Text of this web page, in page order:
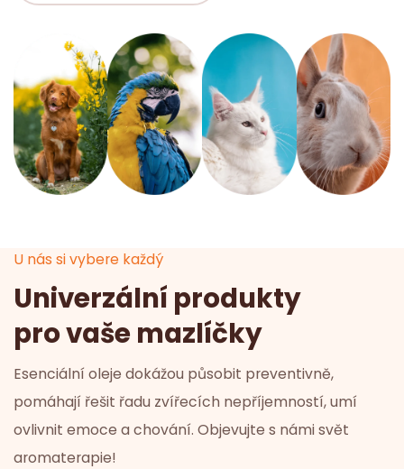
U nás si vybere každý
Univerzální produkty
pro vaše mazlíčky
Esenciální oleje dokážou působit preventivně,
pomáhají řešit řadu zvířecích nepříjemností, umí
ovlivnit emoce a chování. Objevujte s námi svět
aromaterapie!